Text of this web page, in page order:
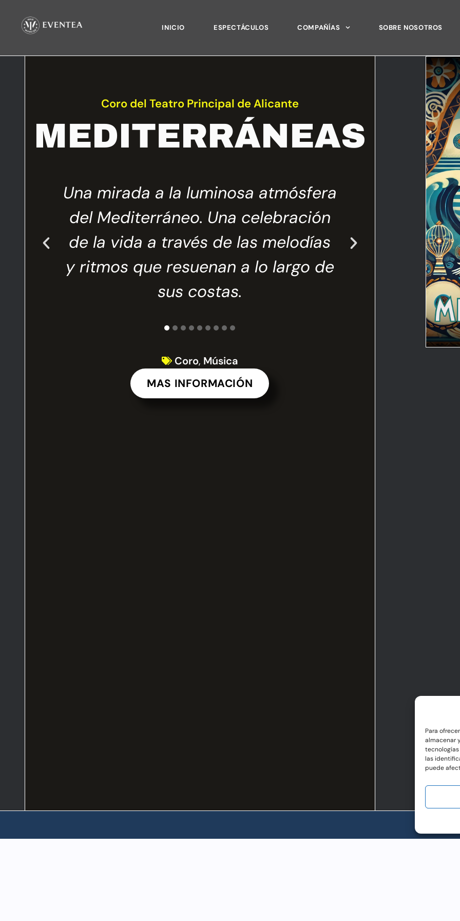
Para
almacenar
las
puede
INICIO ESPECTÁCULOS COMPAÑÍAS SOBRE NOSOTROS
Coro del Teatro Principal de Alicante
MEDITERRÁNEAS
Una mirada a la luminosa atmósfera
del Mediterráneo. Una celebración
de la vida a través de las melodías
y ritmos que resuenan a lo largo de
sus costas.
La música
la narrativa,
Coro, Música
MAS INFORMACIÓN